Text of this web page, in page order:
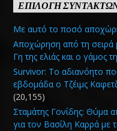
ΕΠΙΛΟΓΗ
Με αυτό το ποσό
Αποχώρηση από τη σειρά
Γη της ελιάς και ο γάμος
Survivor: Το αδιανόητο
εβδομάδα ο Τζέιμς
(20,155)
Σταμάτης Γονίδης: Θύμα
για τον Βασίλη Καρρά με